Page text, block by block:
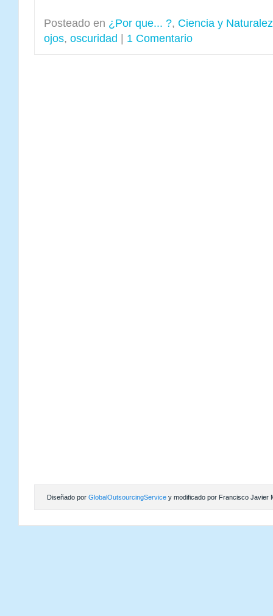
Posteado en ¿Por que... ?, Ciencia y
ojos, oscuridad 1 Comentario
Diseñado por GlobalOutsourcingService y modificado por Francisco Javier